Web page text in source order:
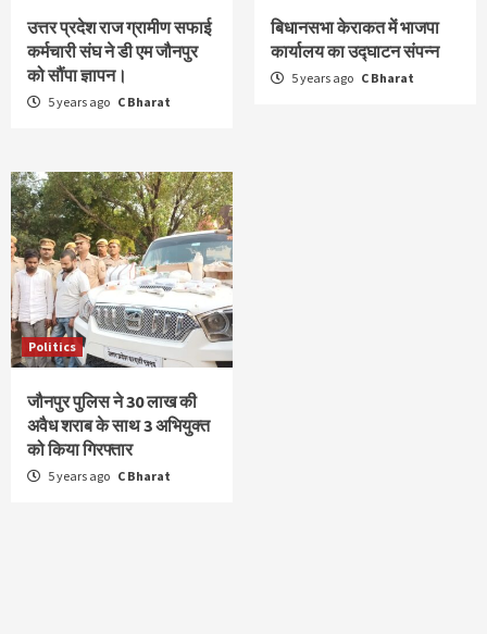
उत्तर प्रदेश राज ग्रामीण सफाई
कर्मचारी संघ ने डी एम जौनपुर
को सौंपा ज्ञापन।
5 years ago C Bharat
बिधानसभा केराकत में भाजपा
कार्यालय का उद्घाटन संपन्न
5 years ago C Bharat
Politics
जौनपुर पुलिस ने 30 लाख की
अवैध शराब के साथ 3 अभियुक्त
को किया गिरफ्तार
5 years ago C Bharat